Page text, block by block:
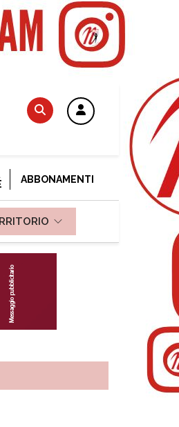
ABBONAMENTI